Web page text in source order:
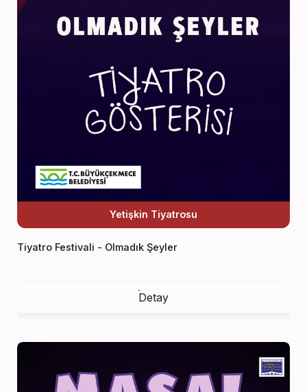
Yetişkin Tiyatrosu
Tiyatro Festivali - Olmadık Şeyler
Detay